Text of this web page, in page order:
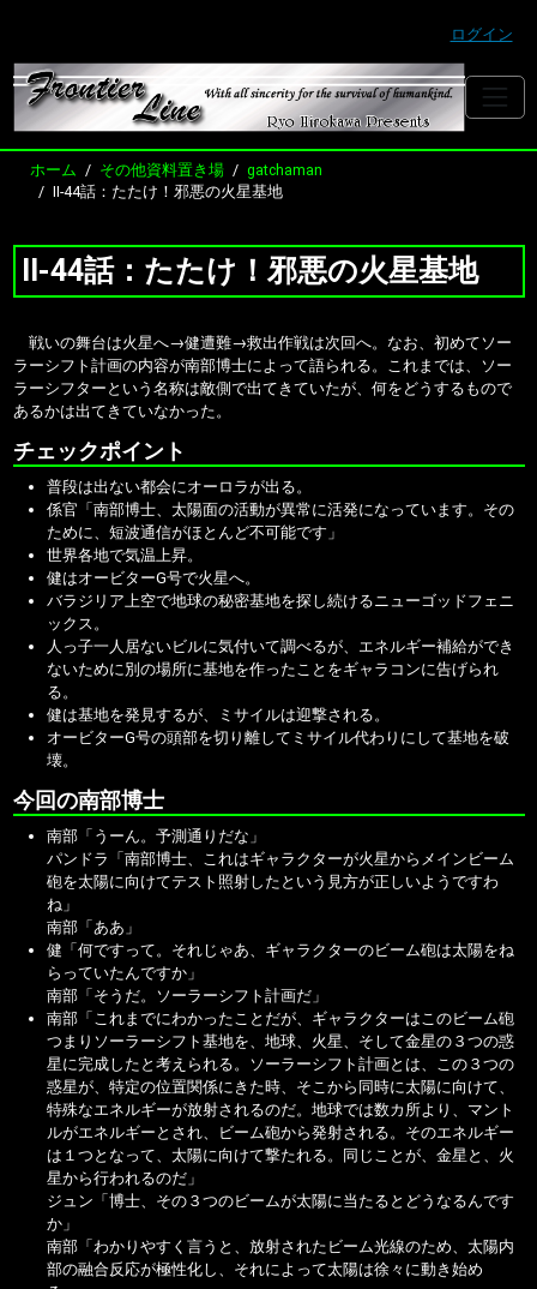
ログイン
ホーム その他資料置き場
gatchaman
II-44話：たたけ！邪悪の火星基地
II-44話：たたけ！邪悪の火星基地
戦いの舞台は火星へ→健遭難→救出作戦は次回へ。なお、初めてソー
ラーシフト計画の内容が南部博士によって語られる。これまでは、ソー
ラーシフターという名称は敵側で出てきていたが、何をどうするもので
あるかは出てきていなかった。
チェックポイント
普段は出ない都会にオーロラが出る。
係官「南部博士、太陽面の活動が異常に活発になっています。その
ために、短波通信がほとんど不可能です」
世界各地で気温上昇。
健はオービターG号で火星へ。
バラジリア上空で地球の秘密基地を探し続けるニューゴッドフェニ
ックス。
人っ子一人居ないビルに気付いて調べるが、エネルギー補給ができ
ないために別の場所に基地を作ったことをギャラコンに告げられ
る。
健は基地を発見するが、ミサイルは迎撃される。
オービターG号の頭部を切り離してミサイル代わりにして基地を破
壊。
今回の南部博士
南部「うーん。予測通りだな」
パンドラ「南部博士、これはギャラクターが火星からメインビーム
砲を太陽に向けてテスト照射したという見方が正しいようですわ
ね」
南部「ああ」
健「何ですって。それじゃあ、ギャラクターのビーム砲は太陽をね
らっていたんですか」
南部「そうだ。ソーラーシフト計画だ」
南部「これまでにわかったことだが、ギャラクターはこのビーム砲
つまりソーラーシフト基地を、地球、火星、そして金星の３つの惑
星に完成したと考えられる。ソーラーシフト計画とは、この３つの
惑星が、特定の位置関係にきた時、そこから同時に太陽に向けて、
特殊なエネルギーが放射されるのだ。地球では数カ所より、マント
ルがエネルギーとされ、ビーム砲から発射される。そのエネルギー
は１つとなって、太陽に向けて撃たれる。同じことが、金星と、火
星から行われるのだ」
ジュン「博士、その３つのビームが太陽に当たるとどうなるんです
か」
南部「わかりやすく言うと、放射されたビーム光線のため、太陽内
部の融合反応が極性化し、それによって太陽は徐々に動き始め